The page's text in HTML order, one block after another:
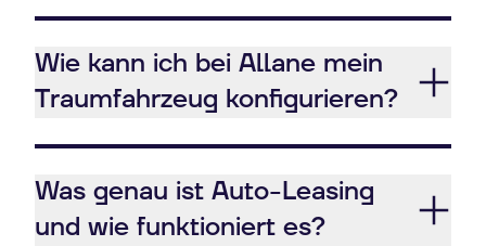
Wie kann ich bei Allane mein
Traumfahrzeug konfigurieren?
Was genau ist Auto-Leasing
und wie funktioniert es?